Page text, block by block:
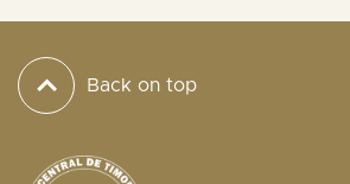
Back on top